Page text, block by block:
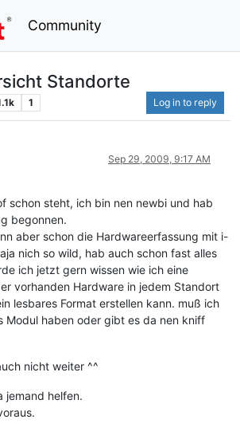
Community
Standorte
1 Log in to reply
Sep 29, 2009, 9:17 AM
schon steht, ich bin nen newbi und hab
begonnen.
aber schon die Hardwareerfassung mit i-
nich so wild, hab auch schon fast alles
ich jetzt gern wissen wie ich eine
vorhanden Hardware in jedem Standort
lesbares Format erstellen kann. muß ich
Modul haben oder gibt es da nen kniff
nicht weiter ^^
jemand helfen.